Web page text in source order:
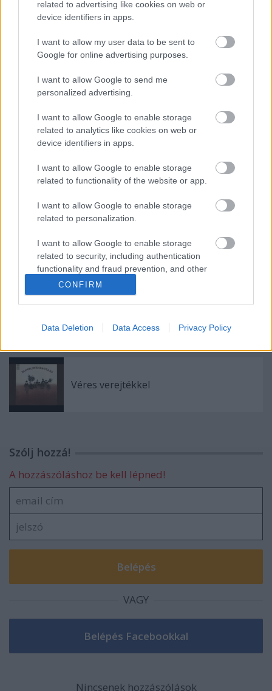
related to advertising like cookies on web or
device identifiers in apps.
I want to allow my user data to be sent to
Google for online advertising purposes.
I want to allow Google to send me
personalized advertising.
I want to allow Google to enable storage
related to analytics like cookies on web or
device identifiers in apps.
I want to allow Google to enable storage
related to functionality of the website or app.
I want to allow Google to enable storage
related to personalization.
I want to allow Google to enable storage
related to security, including authentication
functionality and fraud prevention, and other
user protection.
CONFIRM
Data Deletion Data Access Privacy Policy
Címkék:Oyinkan Braithwaite Hugicám a sorozatgyilkos
Ajánlott bejegyzések:
Önfej
Ironikus
Gondolatok a házi könyvtárban
Véres verejtékkel
Szólj hozzá!
A hozzászóláshoz be kell lépned!
VAGY
Nincsenek hozzászólások